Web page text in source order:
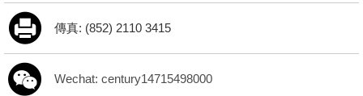
傳真: (852) 2110 3415
Wechat: century14715498000